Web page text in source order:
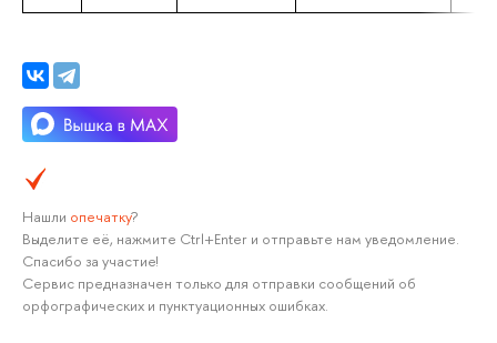
Нашли опечатку?
Выделите её, нажмите Ctrl+Enter и отправьте нам уведомление.
Спасибо за участие!
Сервис предназначен только для отправки сообщений об
орфографических и пунктуационных ошибках.